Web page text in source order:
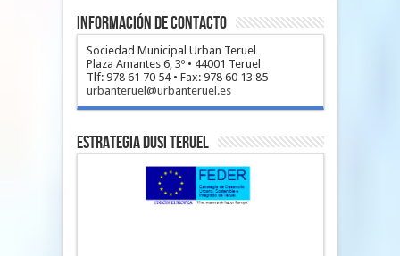
Información de Contacto
Sociedad Municipal Urban Teruel
Plaza Amantes 6, 3º • 44001 Teruel
Tlf: 978 61 70 54 • Fax: 978 60 13 85
urbanteruel@urbanteruel.es
Estrategia DUSI Teruel